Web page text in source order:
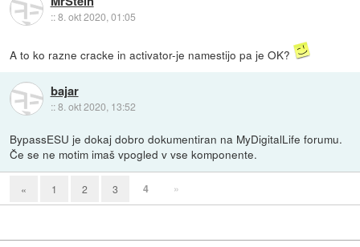
::8. okt 2020, 01:05
A to ko razne cracke in activator-je namestijo pa je OK?
bajar
::8. okt 2020, 13:52
BypassESU je dokaj dobro dokumentiran na MyDigitalLife forumu.
Če se ne motim imaš vpogled v vse komponente.
« 1 2 3 4 »